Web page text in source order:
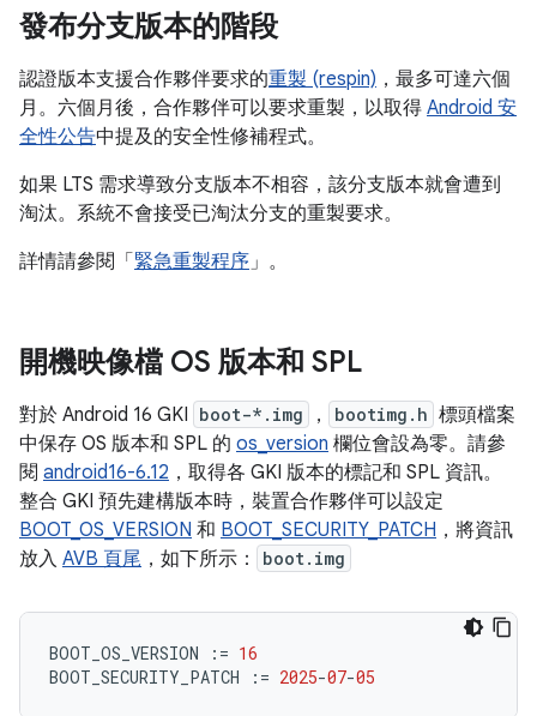
發布分支版本的階段
認證版本支援合作夥伴要求的重製 (respin) ，最多可達六個
月。六個月後，合作夥伴可以要求重製，以取得 Android 安
全性公告中提及的安全性修補程式。
如果 LTS 需求導致分支版本不相容，該分支版本就會遭到
淘汰。系統不會接受已淘汰分支的重製要求。
詳情請參閱「 緊急重製程序」。
開機映像檔 OS 版本和 SPL
對於 Android 16 GKI boot-*.img ， bootimg.h 標頭檔案
中保存 OS 版本和 SPL 的 os_version 欄位會設為零。請參
閱 android16-6.12 ，取得各 GKI 版本的標記和 SPL 資訊。
整合 GKI 預先建構版本時，裝置合作夥伴可以設定
BOOT_OS_VERSION 和 BOOT_SECURITY_PATCH ，將資訊
放入 AVB 頁尾 ，如下所示： boot.img
BOOT_OS_VERSION := 16
BOOT_SECURITY_PATCH
:= 2025-07-05